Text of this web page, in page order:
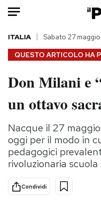
HOME
Italia
Politica
Tecnologia
Internet
Scienza
Cultura
Economia
QUESTO ARTICOLO HA
ITALIA Sabato 27
Don Milani e
un ottavo
Nacque il 27
oggi per il modo in
pedagogici
rivoluzionaria
Condividi